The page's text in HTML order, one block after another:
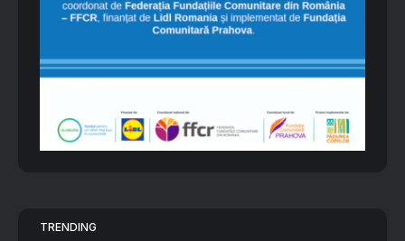
TRENDING